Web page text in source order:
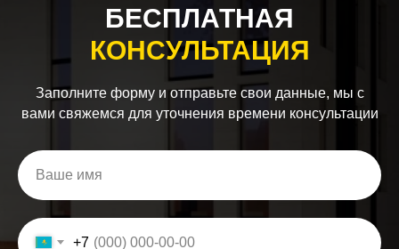
БЕСПЛАТНАЯ
КОНСУЛЬТАЦИЯ
Заполните форму и отправьте свои данные, мы с
вами свяжемся для уточнения времени консультации
+7